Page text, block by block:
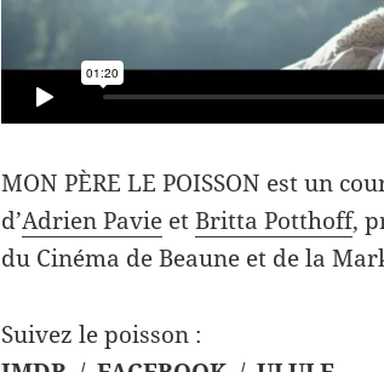
MON PÈRE LE POISSON est un
d’Adrien Pavie etBritta Potthoff,
du Cinéma de Beaune et de la
Suivez le poisson :